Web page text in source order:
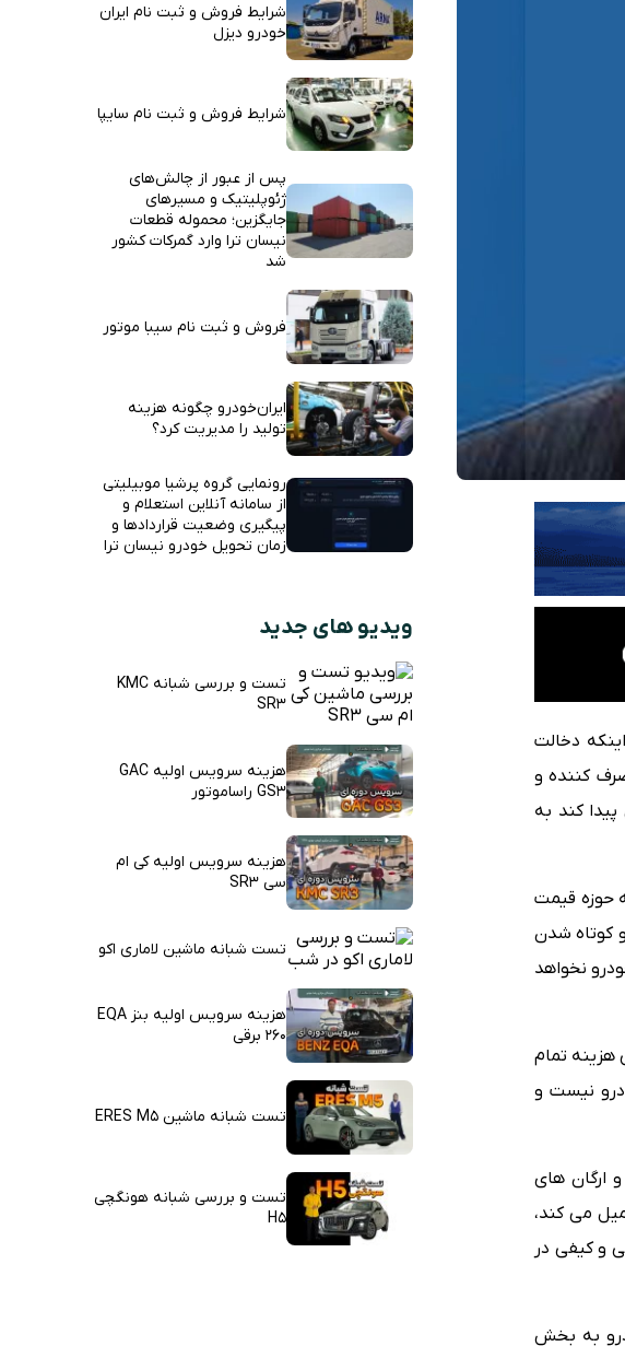
دخالت
کننده و
کند به
حوزه قیمت
کوتاه شدن
نخواهد
هزینه تمام
نیست و
ارگان های
می کند،
و کیفی در
به بخش
شرایط فروش و ثبت نام ایران
خودرو دیزل
شرایط فروش و ثبت نام سایپا
پس از عبور از چالش‌های
ژئوپلیتیک و مسیرهای
جایگزین؛ محموله قطعات
نیسان ترا وارد گمرکات کشور
شد
فروش و ثبت نام سیبا موتور
ایران‌خودرو چگونه هزینه
تولید را مدیریت کرد؟
رونمایی گروه پرشیا موبیلیتی
از سامانه آنلاین استعلام و
پیگیری وضعیت قراردادها و
زمان تحویل خودرو نیسان ترا
ویدیو های جدید
تست و بررسی شبانه KMC
SR3
هزینه سرویس اولیه GAC
GS3 راساموتور
هزینه سرویس اولیه کی ام
سی SR3
تست شبانه ماشین لاماری اکو
هزینه سرویس اولیه بنز EQA
260 برقی
تست شبانه ماشین ERES M5
تست و بررسی شبانه هونگچی
H5